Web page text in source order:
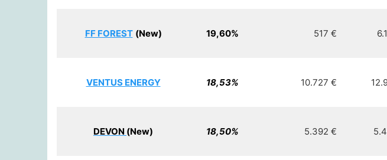
FF FOREST (New) 19,60% 517 €
VENTUS ENERGY 18,53% 10.727 €
DEVON (New) 18,50% 5.392 €